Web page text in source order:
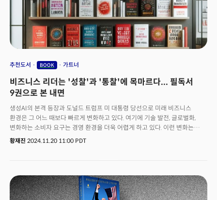
출간된 AI 도서 5선은 실용적인 가이드북부터 철학적 탐구서까지 다양한
주제를 다룬 이 책들은 기술 혁신 속도를 따라잡고자 하는 독자들에게
필수적인 읽을거리를 제시한다. AI가 가져올 변화의 중심에서, 이 도서들은
단순한 정보 제공을 넘어 AI와 인간의 관계에 대한 새로운 시각을 보여준다.
테크 전문 언론사 '디인포메이션(The Information)’의 AI 담당 기자 로켓
묻고 직접 읽으며, 이 중 주목할 만한 책들을 다음과 같이 정리했다.
같은 도서는 AI를 실질적으로 활용하는 데 유용한 조언을 제공한다.
추천도서 BOOK 가트너
비즈니스 리더는 '성찰'과 '통찰'에 목마르다... 필독서
9권으로 본 내면
생성AI의 본격 등장과 도널드 트럼프 미 대통령 당선으로 미래 비즈니스
환경은 그 어느 때보다 빠르게 변화하고 있다. 여기에 기술 발전, 글로벌화,
변화하는 소비자 요구는 경영 환경을 더욱 어렵게 하고 있다. 이런 변화는
기업들에게 도전과 기회를 동시에 제공하며, 지속적인 혁신이 생존과 성장을
않으면 진정한 성과를 이루기 힘들다. 더밀크는 2025년을 앞두고 가트너
(Gartner)가 선정한 비즈니스 필독서 목록 9권을 소개한다. '테크놀로지의 덫'
'아날로그' '불행피하기 기술' '아메리칸 프로메테우스' '스케일 스토리를
황재진 2024.11.20 11:00 PDT